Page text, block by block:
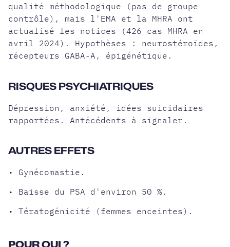
qualité méthodologique (pas de groupe
contrôle), mais l'EMA et la MHRA ont
actualisé les notices (426 cas MHRA en
avril 2024). Hypothèses : neurostéroïdes,
récepteurs GABA-A, épigénétique.
RISQUES PSYCHIATRIQUES
Dépression, anxiété, idées suicidaires
rapportées. Antécédents à signaler.
AUTRES EFFETS
• Gynécomastie.
• Baisse du PSA d'environ 50 %.
• Tératogénicité (femmes enceintes).
POUR QUI ?